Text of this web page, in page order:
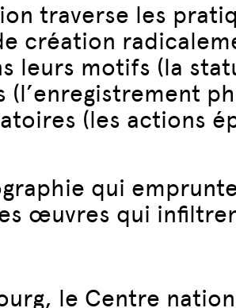
traverse les
création
leurs motifs (la
(les actions
qui
œuvres qui
le Centre